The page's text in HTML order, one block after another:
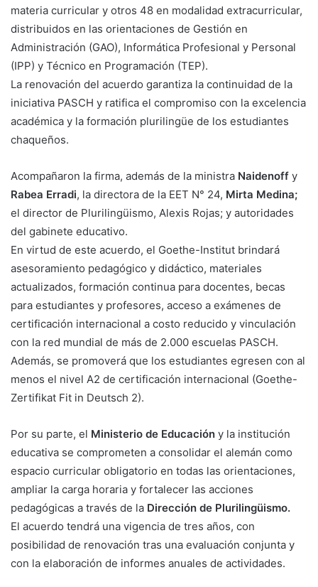
materia curricular y otros 48 en modalidad extracurricular,
distribuidos en las orientaciones de Gestión en
Administración (GAO), Informática Profesional y Personal
(IPP) y Técnico en Programación (TEP).
La renovación del acuerdo garantiza la continuidad de la
iniciativa PASCH y ratifica el compromiso con la excelencia
académica y la formación plurilingüe de los estudiantes
chaqueños.
Acompañaron la firma, además de la ministra Naidenoff y
Rabea Erradi, la directora de la EET N° 24, Mirta Medina;
el director de Plurilingüismo, Alexis Rojas; y autoridades
del gabinete educativo.
En virtud de este acuerdo, el Goethe-Institut brindará
asesoramiento pedagógico y didáctico, materiales
actualizados, formación continua para docentes, becas
para estudiantes y profesores, acceso a exámenes de
certificación internacional a costo reducido y vinculación
con la red mundial de más de 2.000 escuelas PASCH.
Además, se promoverá que los estudiantes egresen con al
menos el nivel A2 de certificación internacional (Goethe-
Zertifikat Fit in Deutsch 2).
Por su parte, el Ministerio de Educación y la institución
educativa se comprometen a consolidar el alemán como
espacio curricular obligatorio en todas las orientaciones,
ampliar la carga horaria y fortalecer las acciones
pedagógicas a través de la Dirección de Plurilingüismo.
El acuerdo tendrá una vigencia de tres años, con
posibilidad de renovación tras una evaluación conjunta y
con la elaboración de informes anuales de actividades.